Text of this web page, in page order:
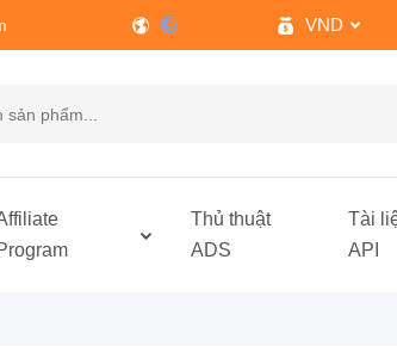
VND
Thủ thuật
ADS
Tài
API